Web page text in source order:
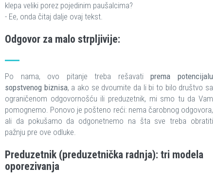
klepa veliki porez pojedinim paušalcima?
- Ee, onda čitaj dalje ovaj tekst.
Odgovor za malo strpljivije:
Po nama, ovo pitanje treba rešavatiprema potencijalu
sopstvenog biznisa, a ako se dvoumite da li bi to bilo društvo sa
ograničenom odgovornošću ili preduzetnik, mi smo tu da Vam
pomognemo. Ponovo je pošteno reći: nema čarobnog odgovora,
ali da pokušamo da odgonetnemo na šta sve treba obratiti
pažnju pre ove odluke.
Preduzetnik (preduzetnička radnja): tri modela
oporezivanja